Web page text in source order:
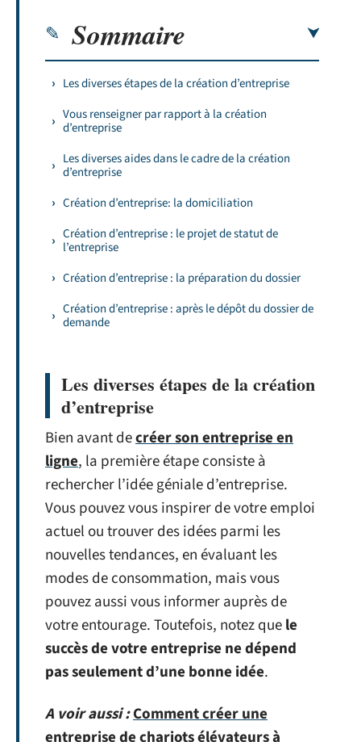
Sommaire
Les diverses étapes de la création d’entreprise
Vous renseigner par rapport à la création
d’entreprise
Les diverses aides dans le cadre de la création
d’entreprise
Création d’entreprise: la domiciliation
Création d’entreprise : le projet de statut de
l’entreprise
Création d’entreprise : la préparation du dossier
Création d’entreprise : après le dépôt du dossier de
demande
Les diverses étapes de la création
d’entreprise
Bien avant decréer son entreprise en
ligne, la première étape consiste à
rechercher l’idée géniale d’entreprise.
Vous pouvez vous inspirer de votre emploi
actuel ou trouver des idées parmi les
nouvelles tendances, en évaluant les
modes de consommation, mais vous
pouvez aussi vous informer auprès de
votre entourage. Toutefois, notez quele
succès de votre entreprise ne dépend
pas seulement d’une bonne idée.
A voir aussi :Comment créer une
entreprise de chariots élévateurs à